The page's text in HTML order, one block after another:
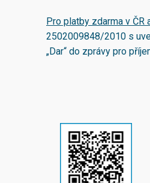
Pro platby zdarma v ČR
2502009848/2010 s
„Dar“ do zprávy pro